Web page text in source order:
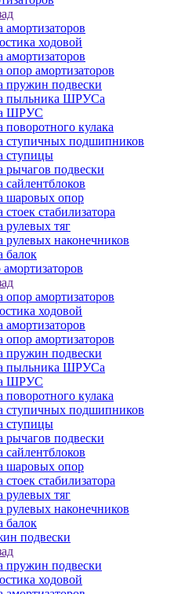
амортизаторов
ходовой
амортизаторов
опор амортизаторов
пружин подвески
пыльника ШРУСа
ШРУС
поворотного кулака
ступичных подшипников
ступицы
рычагов подвески
сайлентблоков
шаровых опор
стоек стабилизатора
рулевых тяг
рулевых наконечников
балок
опор амортизаторов
ходовой
амортизаторов
опор амортизаторов
пружин подвески
пыльника ШРУСа
ШРУС
поворотного кулака
ступичных подшипников
ступицы
рычагов подвески
сайлентблоков
шаровых опор
стоек стабилизатора
рулевых тяг
рулевых наконечников
балок
подвески
пружин подвески
ходовой